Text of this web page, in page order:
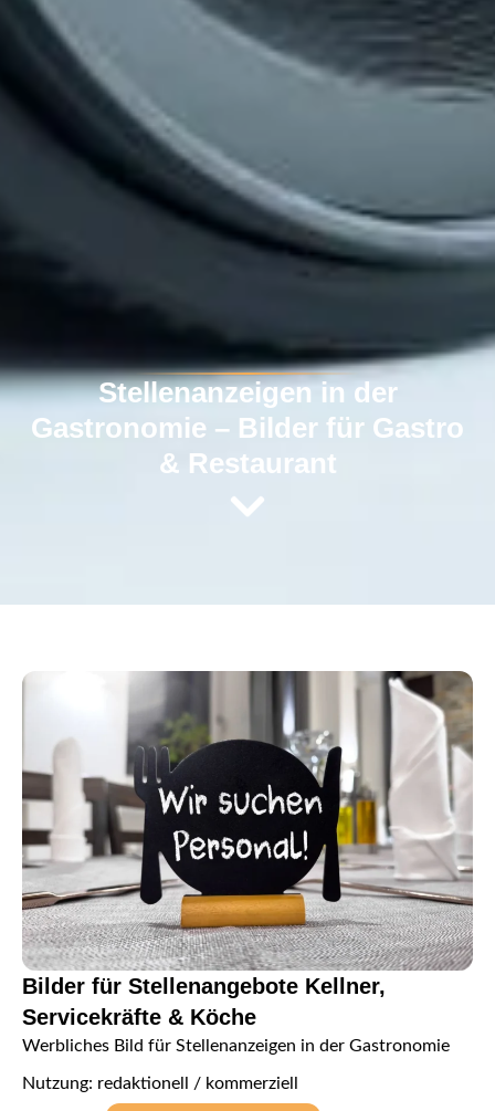
Stellenanzeigen in der
Gastronomie – Bilder für Gastro
& Restaurant
Bilder für Stellenangebote Kellner,
Servicekräfte & Köche
Werbliches Bild für Stellenanzeigen in der Gastronomie
Nutzung: redaktionell / kommerziell